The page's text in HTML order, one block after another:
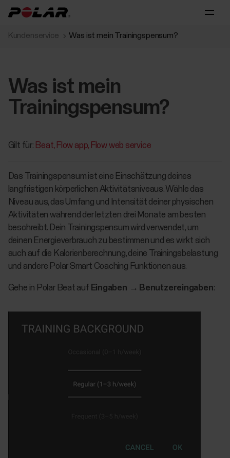
Kundenservice Was ist mein Trainingspensum?
Was ist mein
Trainingspensum?
Gilt für: Beat Flow app Flow web service
Das Trainingspensum ist eine Einschätzung deines
langfristigen körperlichen Aktivitätsniveaus. Wähle das
Niveau aus, das Umfang und Intensität deiner physischen
Aktivitäten während der letzten drei Monate am besten
beschreibt. Dein Trainingspensum wird verwendet, um
deinen Energieverbrauch zu bestimmen und es wirkt sich
auch auf die Kalorienberechnung, deine Trainingsbelastung
und andere Polar Smart Coaching Funktionen aus.
Gehe in Polar Beat auf Eingaben → Benutzereingaben: